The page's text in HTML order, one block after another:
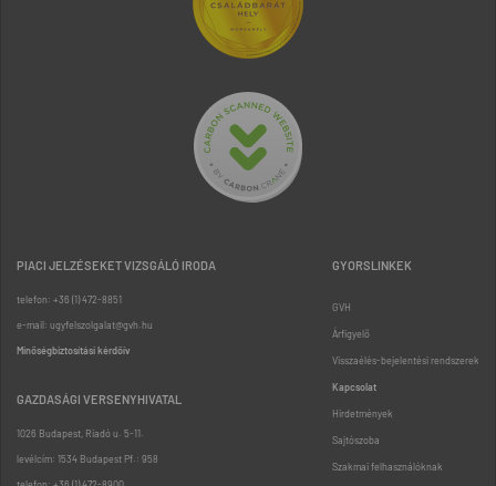
PIACI JELZÉSEKET VIZSGÁLÓ IRODA
telefon: +36 (1) 472-8851
e-mail: ugyfelszolgalat@gvh.hu
Minőségbiztosítási kérdőív
GAZDASÁGI VERSENYHIVATAL
1026 Budapest, Riadó u. 5-11.
levélcím: 1534 Budapest Pf.: 958
GYORSLINKEK
GVH
Árfigyelő
Visszaélés-bejelentési rendszerek
Kapcsolat
Hirdetmények
Sajtószoba
Szakmai felhasználóknak